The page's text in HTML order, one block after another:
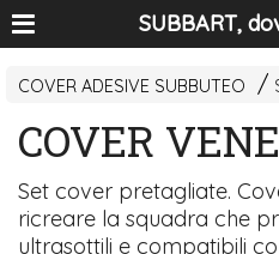
COVER ADESIVE SUBBUTEO
COVER
Set cover pretagliate.
ricreare la squadra che
ultrasottili e compatibili